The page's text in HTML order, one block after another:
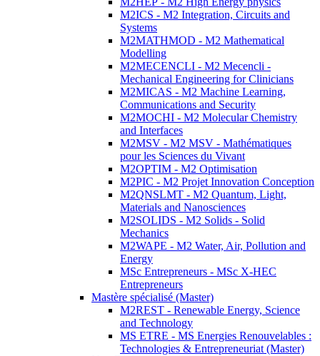
M2ICS - M2 Integration, Circuits and
Systems
M2MATHMOD - M2 Mathematical
Modelling
M2MECENCLI - M2 Mecencli -
Mechanical Engineering for Clinicians
M2MICAS - M2 Machine Learning,
Communications and Security
M2MOCHI - M2 Molecular Chemistry
and Interfaces
M2MSV - M2 MSV - Mathématiques
pour les Sciences du Vivant
M2OPTIM - M2 Optimisation
M2PIC - M2 Projet Innovation Conception
M2QNSLMT - M2 Quantum, Light,
Materials and Nanosciences
M2SOLIDS - M2 Solids - Solid
Mechanics
M2WAPE - M2 Water, Air, Pollution and
Energy
MSc Entrepreneurs - MSc X-HEC
Entrepreneurs
Mastère spécialisé (Master)
M2REST - Renewable Energy, Science
and Technology
MS ETRE - MS Energies Renouvelables :
Technologies & Entrepreneuriat (Master)